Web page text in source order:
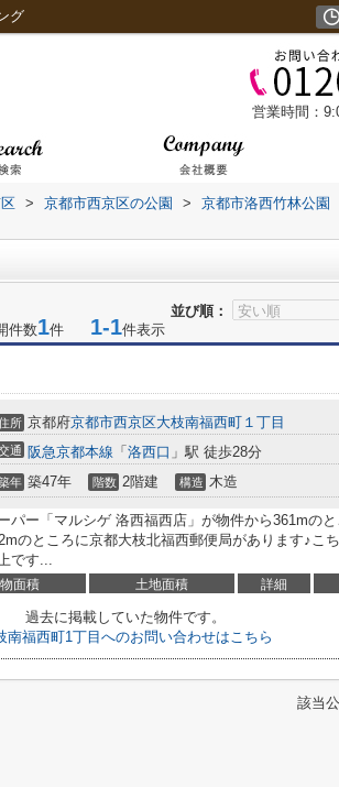
グ
営業時間：
> 京都市西京区の公園 > 京都市洛西竹林公園
並び順：
件数1件 1-1件表示
所 京都府京都市西京区大枝南福西町１丁目
通 阪急京都本線 「 洛西口 」駅 徒歩28分
年 築47年 階数 2階建 構造 木造
パー「マルシゲ 洛西福西店」が物件から361mの
のところに京都大枝北福西郵便局があります♪こ
です...
面積 土地面積 詳細
過去に掲載していた物件です。
南福西町1丁目へのお問い合わせはこちら
該当